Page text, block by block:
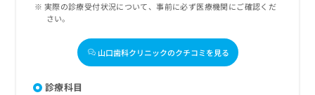
実際の診療受付状況について、事前に必ず医療機関にご確認くだ
さい。
山口歯科クリニックのクチコミを見る
診療科目